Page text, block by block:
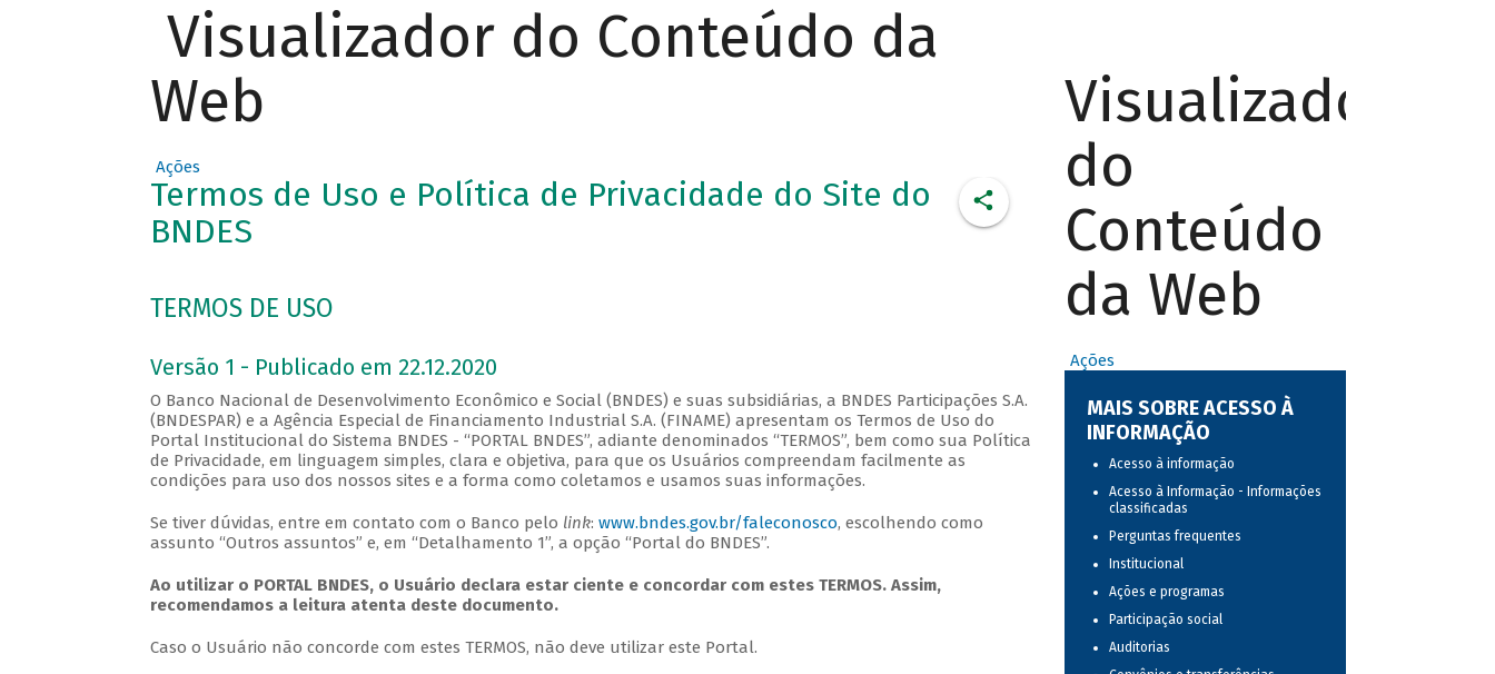
Visualizador do Conteúdo da
Web
Ações
Termos de Uso e Política de Privacidade do Site do
BNDES
TERMOS DE USO
Versão 1 - Publicado em 22.12.2020
O Banco Nacional de Desenvolvimento Econômico e Social (BNDES) e suas subsidiárias, a BNDES Participações S.A.
(BNDESPAR) e a Agência Especial de Financiamento Industrial S.A. (FINAME) apresentam os Termos de Uso do
Portal Institucional do Sistema BNDES - “PORTAL BNDES”, adiante denominados “TERMOS”, bem como sua Política
de Privacidade, em linguagem simples, clara e objetiva, para que os Usuários compreendam facilmente as
condições para uso dos nossos sites e a forma como coletamos e usamos suas informações.
Se tiver dúvidas, entre em contato com o Banco pelo link: www.bndes.gov.br/faleconosco, escolhendo como
assunto “Outros assuntos” e, em “Detalhamento 1”, a opção “Portal do BNDES”.
Ao utilizar o PORTAL BNDES, o Usuário declara estar ciente e concordar com estes TERMOS. Assim,
recomendamos a leitura atenta deste documento.
Caso o Usuário não concorde com estes TERMOS, não deve utilizar este Portal.
Visualizador
do
Conteúdo
da Web
Ações
MAIS SOBRE ACESSO À
INFORMAÇÃO
Acesso à informação
Acesso à Informação - Informações
classificadas
Perguntas frequentes
Institucional
Ações e programas
Participação social
Auditorias